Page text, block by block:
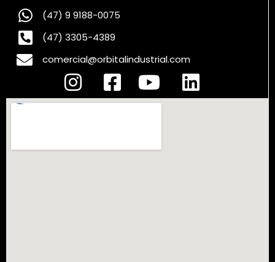
(47) 9 9188-0075
(47) 3305-4389
comercial@orbitalindustrial.com